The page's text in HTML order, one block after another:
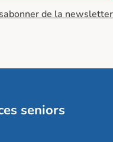
de la newsletter
seniors